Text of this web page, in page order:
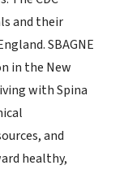
and their
SBAGNE
in the New
with Spina
and
healthy,